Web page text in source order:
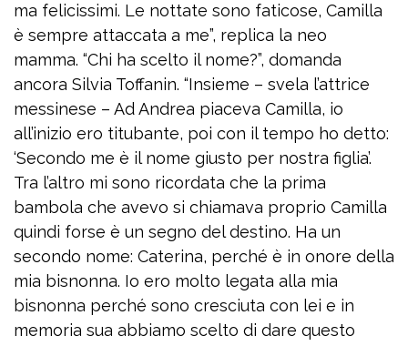
ma felicissimi. Le nottate sono faticose, Camilla
è sempre attaccata a me”, replica la neo
mamma. “Chi ha scelto il nome?”, domanda
ancora Silvia Toffanin. “Insieme – svela l’attrice
messinese – Ad Andrea piaceva Camilla, io
all’inizio ero titubante, poi con il tempo ho detto:
‘Secondo me è il nome giusto per nostra figlia’.
Tra l’altro mi sono ricordata che la prima
bambola che avevo si chiamava proprio Camilla
quindi forse è un segno del destino. Ha un
secondo nome: Caterina, perché è in onore della
mia bisnonna. Io ero molto legata alla mia
bisnonna perché sono cresciuta con lei e in
memoria sua abbiamo scelto di dare questo